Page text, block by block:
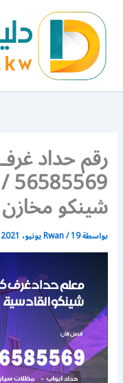
المحتوى
رقم حداد
شينكو
بواسطة Rwan/19 يونيو، 2021